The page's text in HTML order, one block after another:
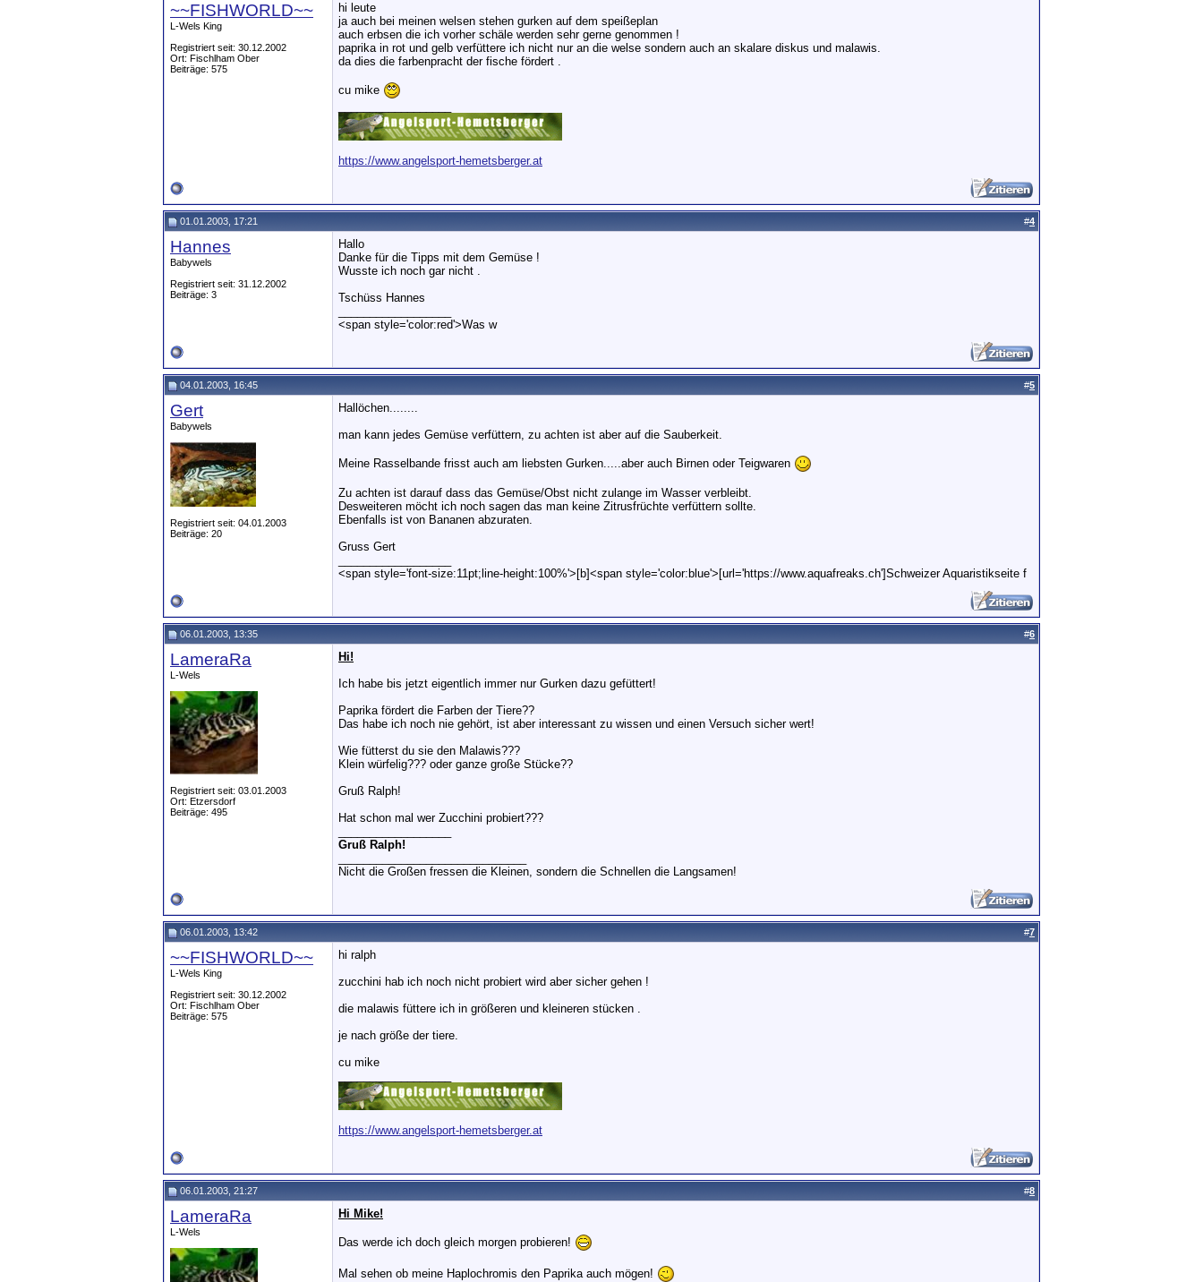
~~FISHWORLD~~
L-Wels King
Registriert seit: 30.12.2002
Ort: Fischlham Ober
Beiträge: 575
hi leute
ja auch bei meinen welsen stehen gurken auf dem speißeplan
auch erbsen die ich vorher schäle werden sehr gerne genommen !
paprika in rot und gelb verfüttere ich nicht nur an die welse sondern auch an skalare diskus und malawis.
da dies die farbenpracht der fische fördert .
cu mike
https://www.angelsport-hemetsberger.at
01.01.2003, 17:21 #4
Hannes
Babywels
Registriert seit: 31.12.2002
Beiträge: 3
Hallo
Danke für die Tipps mit dem Gemüse !
Wusste ich noch gar nicht .
Tschüss Hannes
<span style='color:red'>Was w
04.01.2003, 16:45 #5
Gert
Babywels
Registriert seit: 04.01.2003
Beiträge: 20
Hallöchen........
man kann jedes Gemüse verfüttern, zu achten ist aber auf die Sauberkeit.
Meine Rasselbande frisst auch am liebsten Gurken.....aber auch Birnen oder Teigwaren
Zu achten ist darauf dass das Gemüse/Obst nicht zulange im Wasser verbleibt.
Desweiteren möcht ich noch sagen das man keine Zitrusfrüchte verfüttern sollte.
Ebenfalls ist von Bananen abzuraten.
Gruss Gert
<span style='font-size:11pt;line-height:100%'>[b]<span style='color:blue'>[url='https://www.aquafreaks.ch']Schweizer Aquaristikseite f
06.01.2003, 13:35 #6
LameraRa
L-Wels
Registriert seit: 03.01.2003
Ort: Etzersdorf
Beiträge: 495
Hi!
Ich habe bis jetzt eigentlich immer nur Gurken dazu gefüttert!
Paprika fördert die Farben der Tiere??
Das habe ich noch nie gehört, ist aber interessant zu wissen und einen Versuch sicher wert!
Wie fütterst du sie den Malawis???
Klein würfelig??? oder ganze große Stücke??
Gruß Ralph!
Hat schon mal wer Zucchini probiert???
Gruß Ralph!
Nicht die Großen fressen die Kleinen, sondern die Schnellen die Langsamen!
06.01.2003, 13:42 #7
~~FISHWORLD~~
L-Wels King
Registriert seit: 30.12.2002
Ort: Fischlham Ober
Beiträge: 575
hi ralph
zucchini hab ich noch nicht probiert wird aber sicher gehen !
die malawis füttere ich in größeren und kleineren stücken .
je nach größe der tiere.
cu mike
https://www.angelsport-hemetsberger.at
06.01.2003, 21:27 #8
LameraRa
L-Wels
Hi Mike!
Das werde ich doch gleich morgen probieren!
Mal sehen ob meine Haplochromis den Paprika auch mögen!